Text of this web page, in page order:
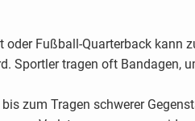
Fußball-Quarterback kann
Sportler tragen oft Bandagen,
zum Tragen schwerer